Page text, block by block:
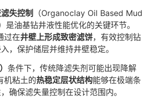
失控制
（Organoclay Oil Based Mud
油基钻井液性能优化的关键环节。
过在井壁上形成致密滤饼，有效控制钻
，保护储层并维持井壁稳定。
条件下，传统降滤失剂可能出现降解
机粘土的热稳定层状结构能够在极端条
确保滤失量控制在设计范围内。